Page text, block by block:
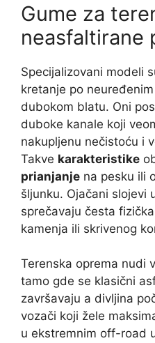
Gume za
neasfaltirane
Specijalizovani modeli
kretanje po neuređenim
dubokom blatu. Oni
duboke kanale koji
nakupljenu nečistoću i
Takve karakteristike
prianjanje na pesku ili
šljunku. Ojačani slojevi
sprečavaju česta
kamenja ili skrivenog
Terenska oprema nudi
tamo gde se klasični
završavaju a divljina
vozači koji žele
u ekstremnim off-road